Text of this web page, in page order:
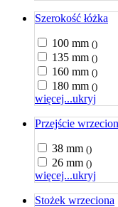
Szerokość łóżka
100 mm ()
135 mm ()
160 mm ()
180 mm ()
więcej...ukryj
Przejście
38 mm ()
26 mm ()
więcej...ukryj
Stożek wrzeciona